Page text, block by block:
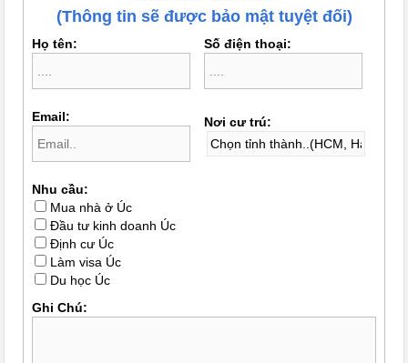
(Thông tin sẽ được bảo mật tuyệt đối)
Họ tên: Số điện thoại:
Email: Nơi cư trú:
Nhu cầu:
Mua nhà ở Úc
Đầu tư kinh doanh Úc
Định cư Úc
Làm visa Úc
Du học Úc
Ghi Chú: